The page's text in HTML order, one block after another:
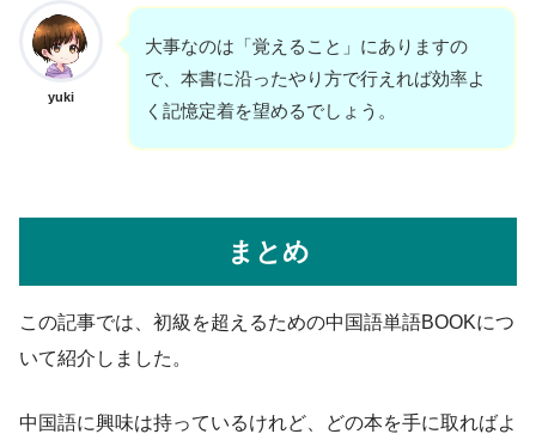
yuki
大事なのは「覚えること」にありますの
で、本書に沿ったやり方で行えれば効率よ
く記憶定着を望めるでしょう。
まとめ
この記事では、初級を超えるための中国語単語BOOKにつ
いて紹介しました。
中国語に興味は持っているけれど、どの本を手に取ればよ